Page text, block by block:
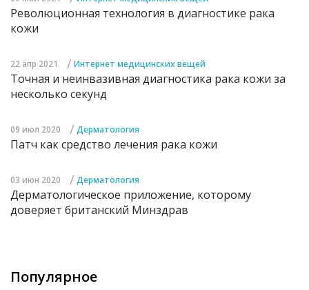
Революционная технология в диагностике рака
кожи
22 апр 2021 / Интернет медицинских вещей
Точная и неинвазивная диагностика рака кожи за
несколько секунд
09 июл 2020 / Дерматология
Патч как средство лечения рака кожи
03 июн 2020 / Дерматология
Дерматологическое приложение, которому
доверяет британский Минздрав
Популярное